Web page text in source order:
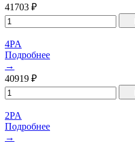
41703 ₽
4PA
Подробнее
→
40919 ₽
2PA
Подробнее
→